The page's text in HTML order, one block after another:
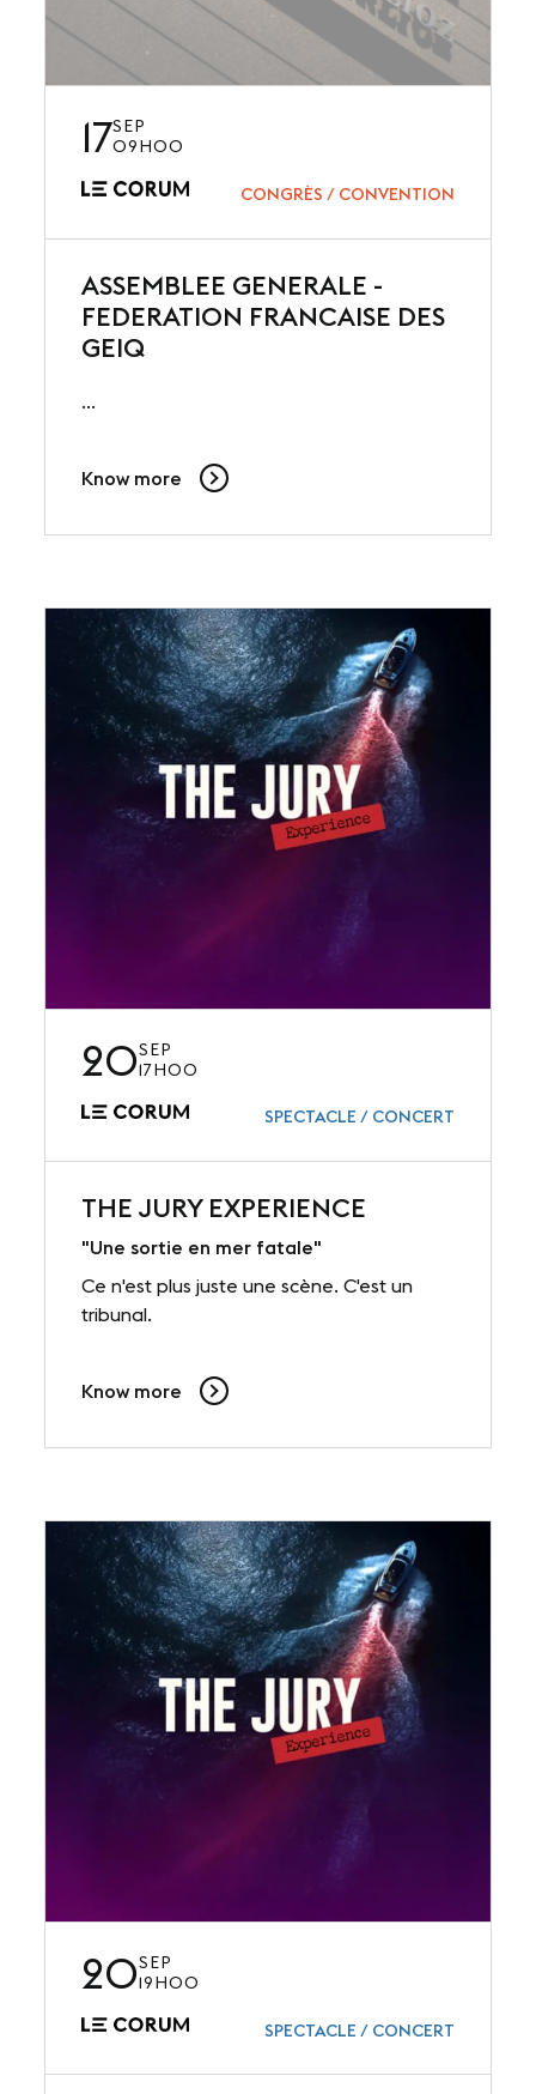
17SEP
09H00
CONGRÈS / CONVENTION
ASSEMBLEE GENERALE -
FEDERATION FRANCAISE DES
GEIQ
...
Know more
20SEP
17H00
SPECTACLE / CONCERT
THE JURY EXPERIENCE
"Une sortie en mer fatale"
Ce n'est plus juste une scène. C'est un
tribunal.
Know more
20SEP
19H00
SPECTACLE / CONCERT